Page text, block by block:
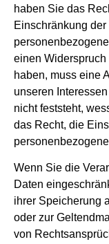
haben Sie das
Einschränkung
einen Widerspruch
haben, muss eine
unseren
nicht feststeht,
das Recht, die
Wenn Sie die
Daten
ihrer Speicherung
oder zur
von